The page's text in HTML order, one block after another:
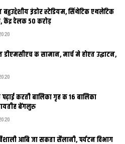
वर्ष पूरा भ गेल। मंगल दिन एहि
कार्यक्रम निर्धारित अछि, मुदा वर्षगांठक
इंडोर स्‍टेडि‍यम, सिंथेटिक एथलेटिक
केंद्र देलक 50 करोड़
डीएमसीएच क सामान, मार्च मे होएत उद्घाटन,
करती बालिका गृह क 16 बालिका
बेंगलुरु
आबि जा सकता सैलानी, पर्यटन विभाग